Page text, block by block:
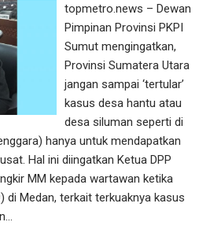
topmetro.news – Dewan
Pimpinan Provinsi PKPI
Sumut mengingatkan,
Provinsi Sumatera Utara
jangan sampai ‘tertular’
kasus desa hantu atau
desa siluman seperti di
hanya untuk mendapatkan
Hal ini diingatkan Ketua DPP
MM kepada wartawan ketika
di Medan, terkait terkuaknya kasus